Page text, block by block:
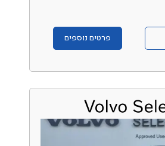
פרטים נוספים